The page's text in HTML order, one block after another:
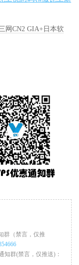
网CN2 GIA+日本软
群（禁言，仅推
知群(禁言，仅推送)：